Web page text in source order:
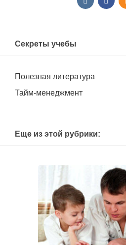
Секреты учебы
Полезная литература
Тайм-менеджмент
Еще из этой рубрики: